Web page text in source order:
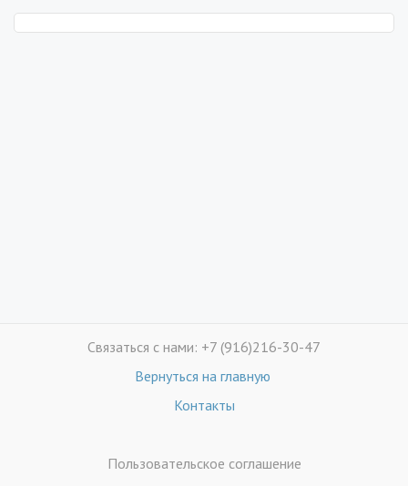
Связаться с нами: +7 (916)216-30-47
Вернуться на главную
Контакты
Пользовательское соглашение